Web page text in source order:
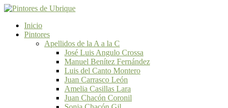
Inicio
Pintores
Apellidos de la A a la C
José Luis Angulo Crossa
Manuel Benítez Fernández
Luis del Canto Montero
Juan Carrasco León
Amelia Casillas Lara
Juan Chacón Coronil